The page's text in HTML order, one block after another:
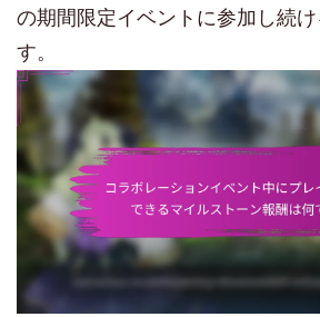
の期間限定イベントに参加し続
す。